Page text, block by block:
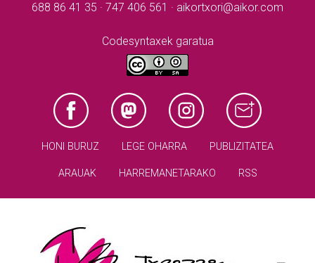
688 86 41 35 · 747 406 561 · aikortxori@aikor.com
Codesyntaxek garatua
HONI BURUZ LEGE OHARRA PUBLIZITATEA
ARAUAK HARREMANETARAKO RSS